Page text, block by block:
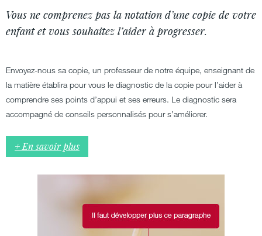
Vous ne comprenez pas la notation d’une copie de votre
enfant et vous souhaitez l’aider à progresser.
Envoyez-nous sa copie, un professeur de notre équipe, enseignant de
la matière établira pour vous le diagnostic de la copie pour l’aider à
comprendre ses points d’appui et ses erreurs. Le diagnostic sera
accompagné de conseils personnalisés pour s’améliorer.
+ En savoir plus